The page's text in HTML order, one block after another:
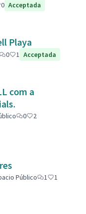
0 Acceptada
Playa
0 1 Acceptada
com a
0
2
Público 1
1